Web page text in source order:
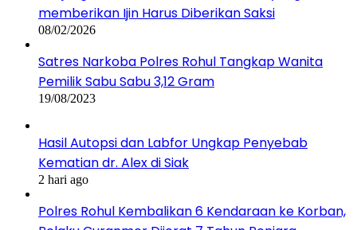
memberikan Ijin Harus Diberikan Saksi
08/02/2026
Satres Narkoba Polres Rohul Tangkap Wanita
Pemilik Sabu Sabu 3,12 Gram
19/08/2023
Hasil Autopsi dan Labfor Ungkap Penyebab
Kematian dr. Alex di Siak
2 hari ago
Polres Rohul Kembalikan 6 Kendaraan ke Korban,